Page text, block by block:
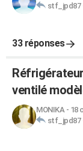
stf_jpd87
33 réponses
ventilé
MONIKA - 18
stf_jpd87